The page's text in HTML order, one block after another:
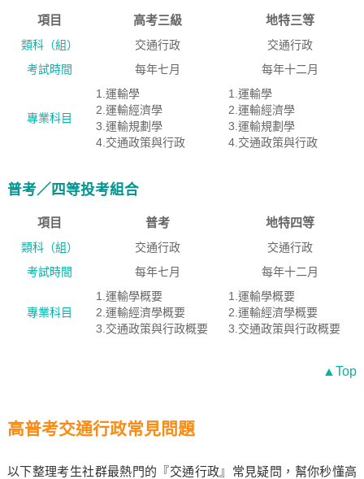
項目 高考三級 地特三等
類科（組） 交通行政
交通行政
考試時間
每年七月 每年十二月
專業科目
1.運輸學
2.運輸經濟學
3.運輸規劃學
4.交通政策與行政
1.運輸學
2.運輸經濟學
3.運輸規劃學
4.交通政策與行政
普考／四等投考組合
項目 普考 地特四等
類科（組） 交通行政
交通行政
考試時間
每年七月 每年十二月
專業科目
1.運輸學概要
2.運輸經濟學概要
3.交通政策與行政概要
1.運輸學概要
2.運輸經濟學概要
3.交通政策與行政概要
▲Top
高普考交通行政常見問題
以下整理考生社群最熱門的『交通行政』常見疑問，幫你秒懂高